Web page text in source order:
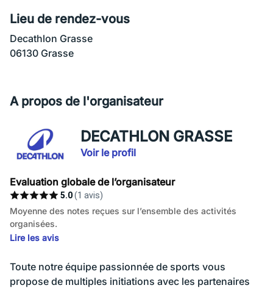
Lieu de rendez-vous
Decathlon Grasse
06130 Grasse
A propos de l'organisateur
DECATHLON GRASSE
Voir le profil
Evaluation globale de l’organisateur
5.0(1 avis)
Moyenne des notes reçues sur l’ensemble des activités
organisées.
Lire les avis
Toute notre équipe passionnée de sports vous
propose de multiples initiations avec les partenaires